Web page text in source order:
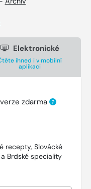
Elektronické
ihned i v mobilní
aplikaci
zdarma ?
recepty, Slovácké
Brdské speciality